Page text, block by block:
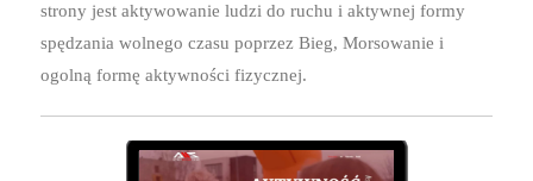
strony jest aktywowanie ludzi do ruchu i aktywnej formy
spędzania wolnego czasu poprzez Bieg, Morsowanie i
ogolną formę aktywności fizycznej.